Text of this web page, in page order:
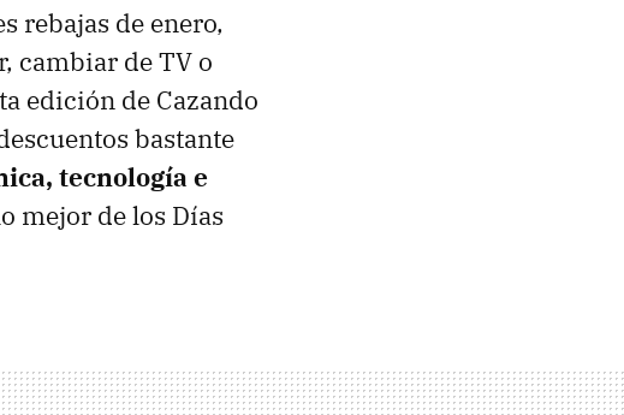
rebajas de enero,
cambiar de TV o
edición de Cazando
bastante
tecnología e
mejor de los Días